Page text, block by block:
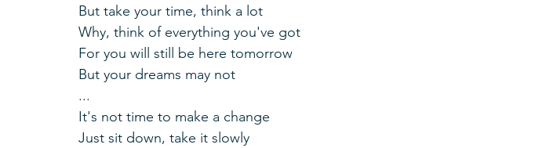
But take your time, think a lot
Why, think of everything you've got
For you will still be here tomorrow
But your dreams may not
...
It's not time to make a change
Just sit down, take it slowly